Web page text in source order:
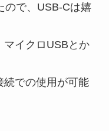
ので、USB-Cは嬉
マイクロUSBとか
続での使用が可能